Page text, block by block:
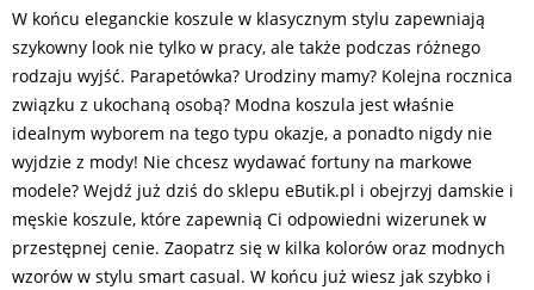
W końcu eleganckie koszule w klasycznym stylu zapewniają
szykowny look nie tylko w pracy, ale także podczas różnego
rodzaju wyjść. Parapetówka? Urodziny mamy? Kolejna rocznica
związku z ukochaną osobą? Modna koszula jest właśnie
idealnym wyborem na tego typu okazje, a ponadto nigdy nie
wyjdzie z mody! Nie chcesz wydawać fortuny na markowe
modele? Wejdź już dziś do sklepu eButik.pl i obejrzyj damskie i
męskie koszule, które zapewnią Ci odpowiedni wizerunek w
przestępnej cenie. Zaopatrz się w kilka kolorów oraz modnych
wzorów w stylu smart casual. W końcu już wiesz jak szybko i